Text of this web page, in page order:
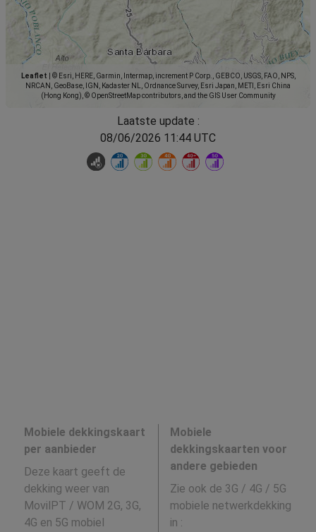
Leaflet
© Esri, HERE, Garmin, Intermap, increment P Corp., GEBCO, USGS, FAO, NPS,
NRCAN, GeoBase, IGN, Kadaster NL, Ordnance Survey, Esri Japan, METI, Esri China
(Hong Kong), © OpenStreetMap contributors, and the GIS User Community
Laatste update :
08/06/2026 11:44 UTC
Mobiele dekkingskaart
per aanbieder
Deze kaart geeft de
dekking weer van
MovilPT / WOM 2G, 3G,
4G en 5G mobiel
Mobiele
dekkingskaarten voor
andere gebieden
Zie ook de 3G / 4G / 5G
mobiele netwerkdekking
in :